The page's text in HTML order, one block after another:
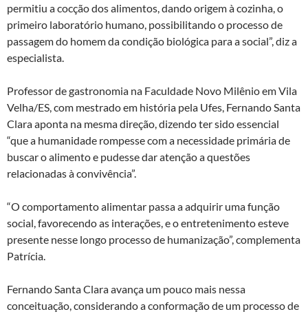
permitiu a cocção dos alimentos, dando origem à cozinha, o
primeiro laboratório humano, possibilitando o processo de
passagem do homem da condição biológica para a social”, diz a
especialista.
Professor de gastronomia na Faculdade Novo Milênio em Vila
Velha/ES, com mestrado em história pela Ufes, Fernando Santa
Clara aponta na mesma direção, dizendo ter sido essencial
“que a humanidade rompesse com a necessidade primária de
buscar o alimento e pudesse dar atenção a questões
relacionadas à convivência”.
“O comportamento alimentar passa a adquirir uma função
social, favorecendo as interações, e o entretenimento esteve
presente nesse longo processo de humanização”, complementa
Patrícia.
Fernando Santa Clara avança um pouco mais nessa
conceituação, considerando a conformação de um processo de